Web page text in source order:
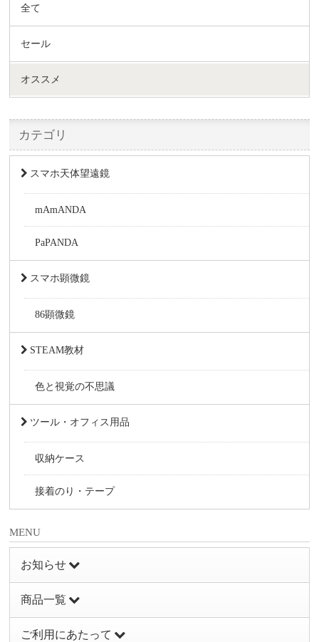
全て
セール
オススメ
カテゴリ
スマホ天体望遠鏡
mAmANDA
PaPANDA
スマホ顕微鏡
86顕微鏡
STEAM教材
色と視覚の不思議
ツール・オフィス用品
収納ケース
接着のり・テープ
MENU
お知らせ
商品一覧
ご利用にあたって